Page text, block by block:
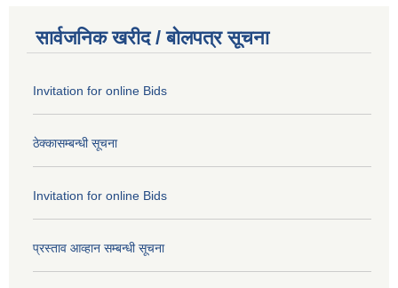
सार्वजनिक खरीद / बोलपत्र सूचना
Invitation for online Bids
ठेक्कासम्बन्धी सूचना
Invitation for online Bids
प्रस्ताव आव्हान सम्बन्धी सूचना